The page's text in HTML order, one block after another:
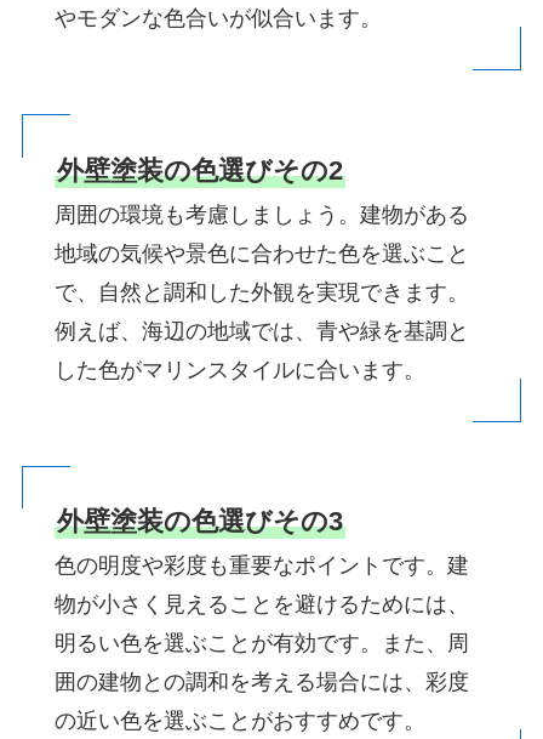
やモダンな色合いが似合います。
外壁塗装の色選びその2
周囲の環境も考慮しましょう。建物がある
地域の気候や景色に合わせた色を選ぶこと
で、自然と調和した外観を実現できます。
例えば、海辺の地域では、青や緑を基調と
した色がマリンスタイルに合います。
外壁塗装の色選びその3
色の明度や彩度も重要なポイントです。建
物が小さく見えることを避けるためには、
明るい色を選ぶことが有効です。また、周
囲の建物との調和を考える場合には、彩度
の近い色を選ぶことがおすすめです。